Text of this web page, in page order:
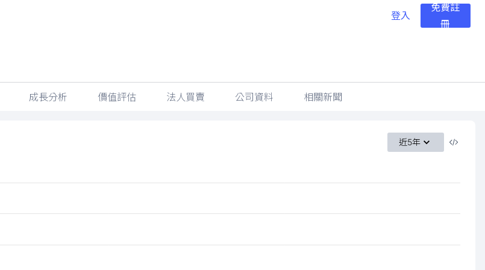
登入
免費註
冊
成長分析 價值評估 法人買賣 公司資料 相關新聞
近5年